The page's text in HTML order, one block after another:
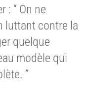
: “ On ne
luttant contre la
quelque
modèle qui
”